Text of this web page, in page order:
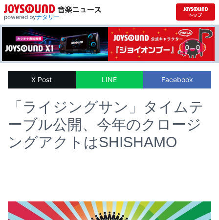
powered byナタリー
X Post LINE Facebook
「ライジングサン」タイムテ
ーブル公開、今年のクロージ
ングアクトはSHISHAMO